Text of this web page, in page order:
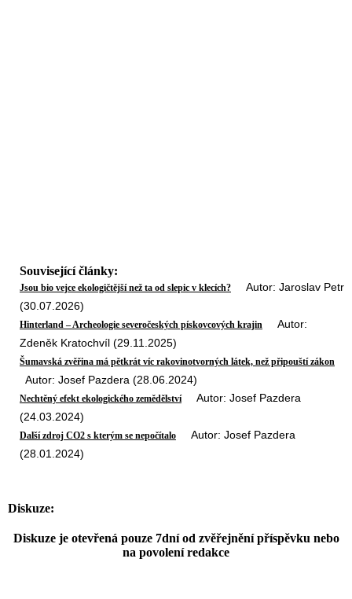
Související články:
Jsou bio vejce ekologičtější než ta od slepic v klecích? Autor: Jaroslav Petr
(30.07.2026)
Hinterland – Archeologie severočeských pískovcových krajin Autor:
Zdeněk Kratochvíl (29.11.2025)
Šumavská zvěřina má pětkrát víc rakovinotvorných látek, než připouští zákon
Autor: Josef Pazdera (28.06.2024)
Nechtěný efekt ekologického zemědělstvíAutor: Josef Pazdera
(24.03.2024)
Další zdroj CO2 s kterým se nepočítalo Autor: Josef Pazdera
(28.01.2024)
Diskuze:
Diskuze je otevřená pouze 7dní od zvěřejnění příspěvku nebo
na povolení redakce